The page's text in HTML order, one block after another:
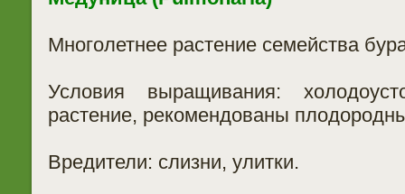
Многолетнее растение семейства
Условия выращивания:
растение, рекомендованы
Вредители: слизни, улитки.